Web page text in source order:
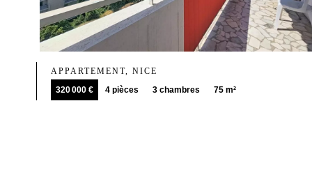
APPARTEMENT, NICE
320 000 €
4 pièces 3 chambres 75 m²